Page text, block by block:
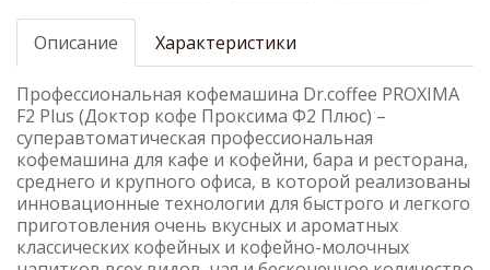
Описание Характеристики
Профессиональная кофемашина Dr.coffee PROXIMA
F2 Plus (Доктор кофе Проксима Ф2 Плюс) –
суперавтоматическая профессиональная
кофемашина для кафе и кофейни, бара и ресторана,
среднего и крупного офиса, в которой реализованы
инновационные технологии для быстрого и легкого
приготовления очень вкусных и ароматных
классических кофейных и кофейно-молочных